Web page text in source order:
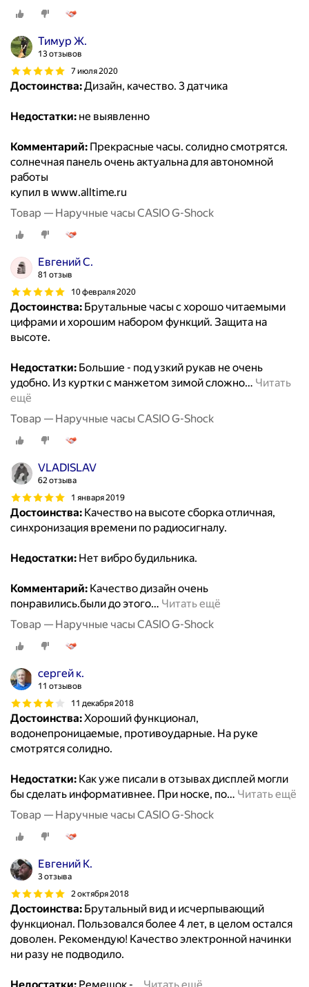
Тимур Ж.
13 отзывов
7 июля 2020
Достоинства:Дизайн, качество. 3 датчика
Недостатки: не выявленно
Комментарий: Прекрасные часы. солидно смотрятся.
солнечная панель очень актуальна для автономной
работы
купил в www.alltime.ru
Товар — Наручные часы CASIO G-Shock
Евгений С.
81 отзыв
10 февраля 2020
Достоинства: Брутальные часы с хорошо читаемыми
цифрами и хорошим набором функций. Защита на
высоте.
Недостатки: Большие - под узкий рукав не очень
удобно. Из куртки с манжетом зимой сложно… Читать
ещё
Товар — Наручные часы CASIO G-Shock
VLADISLAV
62 отзыва
1 января 2019
Достоинства: Качество на высоте сборка отличная,
синхронизация времени по радиосигналу.
Недостатки: Нет вибро будильника.
Комментарий: Качество дизайн очень
понравились.были до этого… Читать ещё
Товар — Наручные часы CASIO G-Shock
сергей к.
11 отзывов
11 декабря 2018
Достоинства:Хороший функционал,
водонепроницаемые, противоударные. На руке
смотрятся солидно.
Недостатки: Как уже писали в отзывах дисплей могли
бы сделать информативнее. При носке, по… Читать ещё
Товар — Наручные часы CASIO G-Shock
Евгений К.
3 отзыва
2 октября 2018
Достоинства: Брутальный вид и исчерпывающий
функционал. Пользовался более 4 лет, в целом остался
доволен. Рекомендую! Качество электронной начинки
ни разу не подводило.